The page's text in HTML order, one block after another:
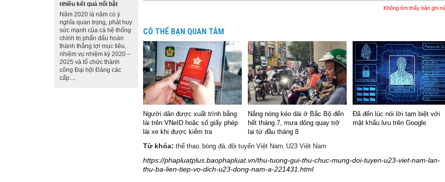
nhiều kết quả nổi bật
Năm 2020 là năm có ý
nghĩa quan trọng, phát huy
sức mạnh của cả hệ thống
chính trị phấn đấu hoàn
thành thắng lợi mục tiêu,
nhiệm vụ nhiệm kỳ 2020 –
2025 và tổ chức thành
công Đại hội Đảng các
cấp....
Không tìm thấy bản ghi
CÓ THỂ BẠN QUAN TÂM
Người dân được xuất trình bằng
lái trên VNeID hoặc số giấy phép
lái xe khi được kiểm tra
Nắng nóng kéo dài ở Bắc Bộ đến
hết tháng 7, mưa dông quay trở
lại từ đầu tháng 8
Đã đến lúc nói lời tạm biệt với
mật khẩu lưu trên Google
Từ khóa: thể thao, bóng đá, đội tuyển Việt Nam, U23 Việt Nam
https://phapluatplus.baophapluat.vn/thu-tuong-gui-thu-chuc-mung-doi-tuyen-u23-viet-nam-lan-
thu-ba-lien-tiep-vo-dich-u23-dong-nam-a-221431.html